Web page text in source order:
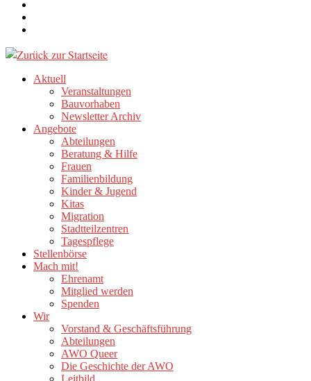
Aktuell
Veranstaltungen
Bauvorhaben
Newsletter Archiv
Angebote
Abteilungen
Beratung & Hilfe
Frauen
Familienbildung
Kinder & Jugend
Kitas
Migration
Stadtteilzentren
Tagespflege
Stellenbörse
Mach mit!
Ehrenamt
Mitglied werden
Spenden
Wir
Vorstand & Geschäftsführung
Abteilungen
AWO Queer
Die Geschichte der AWO
Leitbild